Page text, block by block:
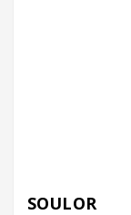
SOULOR